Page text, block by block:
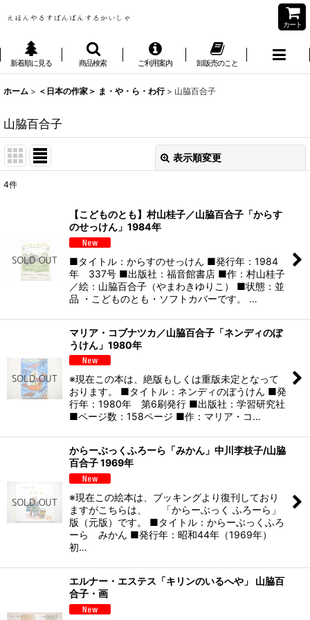
カート
新着順に見る 商品検索 ご利用案内 卸販売のこと
ホーム > ＜日本の作家＞ ま・や・ら・わ行 > 山脇百合子
山脇百合子
表示順変更
絞り込む
4件
【こどものとも】村山桂子／山脇百合子「からす
のせっけん」1984年
■タイトル：からすのせっけん ■発行年：1984
年 337号 ■出版社：福音館書店 ■作：村山桂子
／絵：山脇百合子（やまわきゆりこ） ■状態：並
品 ・こどものとも・ソフトカバーです。 …
マリア・コブナツカ／山脇百合子「ネンディのぼ
うけん」1980年
※現在この本は、絶版もしくは重版未定となって
おります。 ■タイトル：ネンディのぼうけん ■発
行年：1980年 第6刷発行 ■出版社：学習研究社
■ページ数：158ページ ■作：マリア・コ…
からーぶっくふろーら「みかん」中川李枝子/山脇
百合子 1969年
※現在この絵本は、ブッキングより復刊しており
ますがこちらは、 「からーぶっく ふろーら」
版（元版）です。 ■タイトル：からーぶっくふろ
ーら みかん ■発行年：昭和44年（1969年）
初…
エルナー・エステス「キリンのいるへや」 山脇百
合子・画